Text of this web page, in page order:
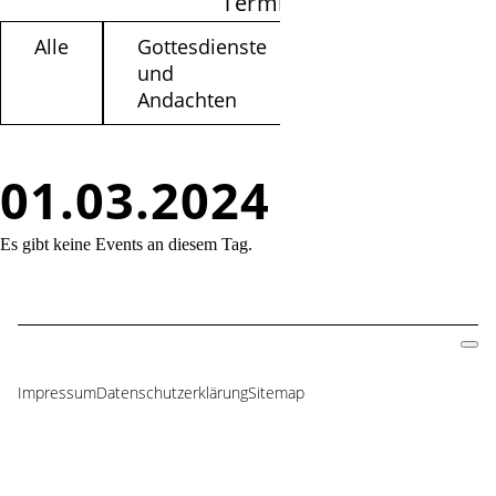
01.03.2024
Alle
Gottesdienste
und
Andachten
Es gibt keine Events an diesem Tag.
Navigation
ImpressumDatenschutzerklärungSitemap